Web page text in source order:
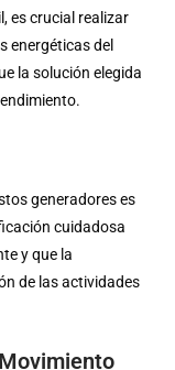
es crucial realizar
energéticas del
la solución elegida
generadores es
cuidadosa
y que la
de las actividades